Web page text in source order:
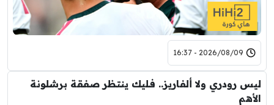
2026/08/09 - 16:37
ليس رودري ولا ألفاريز.. فليك ينتظر صفقة برشلونة
الأهم